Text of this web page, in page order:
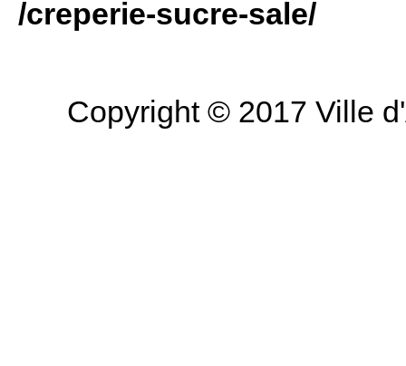
/creperie-sucre-sale/
Copyright © 2017 Ville